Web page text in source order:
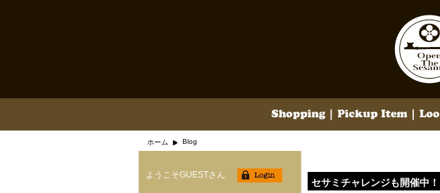
ホーム Blog
セサミチャレンジも開催中！
ようこそGUESTさん